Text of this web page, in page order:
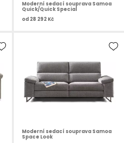
Moderní sedací souprava Samoa
Quick/Quick Special
od 28 292 Kč
Moderní sedací souprava Samoa
Space Look